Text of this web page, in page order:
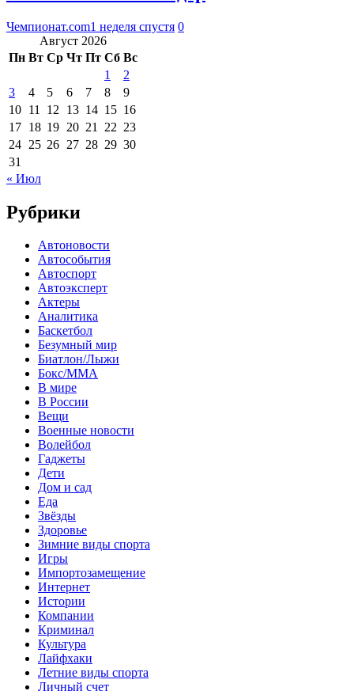
Чемпионат.com1 неделя спустя 0
Август 2026
Пн Вт Ср Чт Пт Сб Вс
1
2
3
4 5 6 7 8
9
10 11 12 13 14 15 16
17 18 19 20 21 22 23
24 25 26 27 28 29 30
31
« Июл
Рубрики
Автоновости
Автособытия
Автоспорт
Автоэксперт
Актеры
Аналитика
Баскетбол
Безумный мир
Биатлон/Лыжи
Бокс/MMA
В мире
В России
Вещи
Военные новости
Волейбол
Гаджеты
Дети
Дом и сад
Еда
Звёзды
Здоровье
Зимние виды спорта
Игры
Импортозамещение
Интернет
Истории
Компании
Криминал
Культура
Лайфхаки
Летние виды спорта
Личный счет